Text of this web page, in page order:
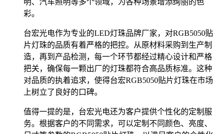
彩。
台宏光电作为专业的LED灯珠品牌厂家，对RGB5050贴
片灯珠的品质有着严格的把控。从原材料采购到生产制
造，再到产品检测，每一个环节都经过精心设计和严格
把关，确保每一颗出厂的灯珠都符合高品质标准。这种
对品质的执着追求，使得台宏RGB5050贴片灯珠在市场
上树立了良好的口碑。
值得一提的是，台宏光电还为客户提供个性化的定制服
务。根据客户的不同需求，可以定制不同颜色、亮度、